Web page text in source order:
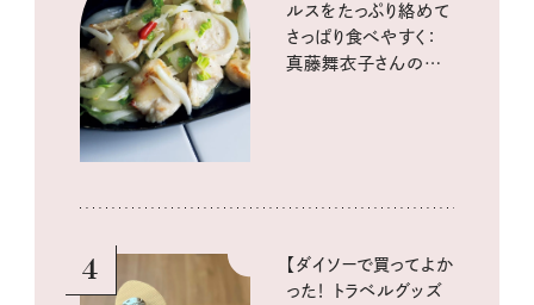
ルスをたっぷり絡めて
さっぱり食べやすく：
真藤舞衣子さんの発
4
【ダイソーで買ってよか
った！ トラベルグッズ